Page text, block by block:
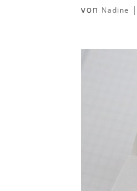
von Nadine |